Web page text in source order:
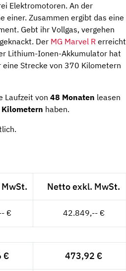
Elektromotoren. An der
einer. Zusammen ergibt das eine
Gebt ihr Vollgas, vergehen
Der MG Marvel R erreicht
Lithium-Ionen-Akkumulator hat
Strecke von 370 Kilometern
Laufzeit von 48 Monaten leasen
haben.
Netto exkl. MwSt.
€ 42.849,-- €
€ 473,92 €